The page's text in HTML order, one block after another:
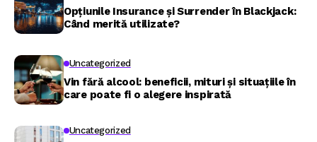
Opțiunile Insurance și Surrender în Blackjack:
Când merită utilizate?
Uncategorized
Vin fără alcool: beneficii, mituri și situațiile în
care poate fi o alegere inspirată
Uncategorized